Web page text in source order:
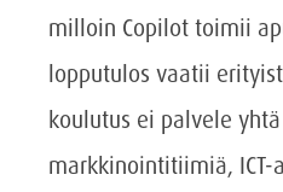
milloin Copilot toimii
lopputulos vaatii
koulutus ei palvele
markkinointitiimiä,